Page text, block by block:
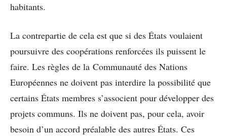
habitants.
La contrepartie de cela est que si des États voulaient
poursuivre des coopérations renforcées ils puissent le
faire. Les règles de la Communauté des Nations
Européennes ne doivent pas interdire la possibilité que
certains États membres s’associent pour développer des
projets communs. Ils ne doivent pas, pour cela, avoir
besoin d’un accord préalable des autres États. Ces